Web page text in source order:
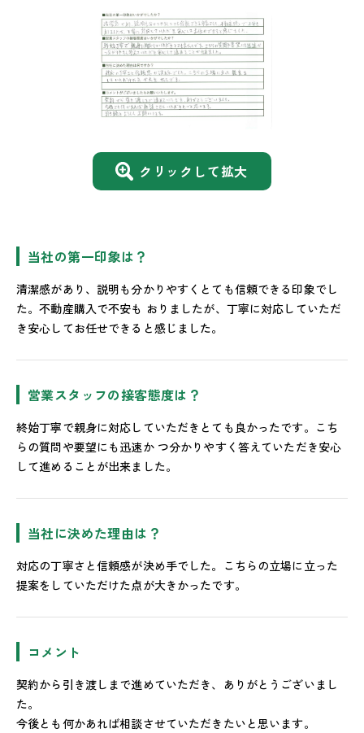
クリックして拡大
当社の第一印象は？
清潔感があり、説明も分かりやすくとても信頼できる印象でし
た。不動産購入で不安も おりましたが、丁寧に対応していただ
き安心してお任せできると感じました。
営業スタッフの接客態度は？
終始丁寧で親身に対応していただきとても良かったです。こち
らの質問や要望にも迅速か つ分かりやすく答えていただき安心
して進めることが出来ました。
当社に決めた理由は？
対応の丁寧さと信頼感が決め手でした。こちらの立場に立った
提案をしていただけた点が大きかったです。
コメント
契約から引き渡しまで進めていただき、ありがとうございまし
た。
今後とも何かあれば相談させていただきたいと思います。